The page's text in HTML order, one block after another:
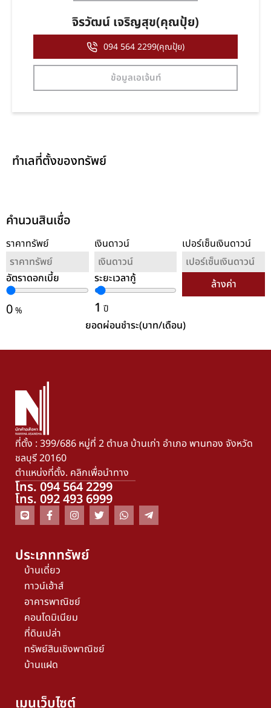
จิรวัฒน์ เจริญสุข(คุณปุ้ย)
094 564 2299(คุณปุ้ย)
ข้อมูลเอเจ้นท์
ทำเลที่ตั้งของทรัพย์
คำนวนสินเชื่อ
ราคาทรัพย์ เงินดาวน์ เปอร์เซ็นเงินดาวน์
อัตราดอกเบี้ย
0%
ระยะเวลากู้
1 ปี
ล้างค่า
ยอดผ่อนชำระ(บาท/เดือน)
ที่ตั้ง : 399/686 หมู่ที่ 2 ตำบล บ้านเก่า อำเภอ พานทอง จังหวัด
ชลบุรี 20160
ตำแหน่งที่ตั้ง. คลิกเพื่อนำทาง
โทร. 094 564 2299
โทร. 092 493 6999
ประเภททรัพย์
บ้านเดี่ยว
ทาวน์เฮ้าส์
อาคารพาณิชย์
คอนโดมิเนียม
ที่ดินเปล่า
ทรัพย์สินเชิงพาณิชย์
บ้านแฝด
เมนูเว็บไซต์